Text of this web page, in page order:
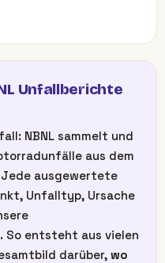
Unfallberichte
NBNL sammelt und
aus dem
ausgewertete
Unfalltyp, Ursache
So entsteht aus vielen
darüber, wo